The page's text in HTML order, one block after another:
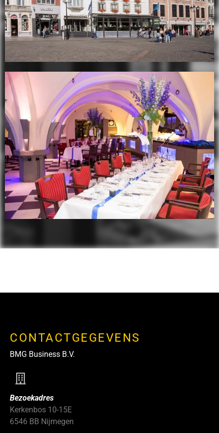
CONTACTGEGEVENS
BMG Business B.V.
Bezoekadres
Kerkenbos 10-15E
6546 BB Nijmegen